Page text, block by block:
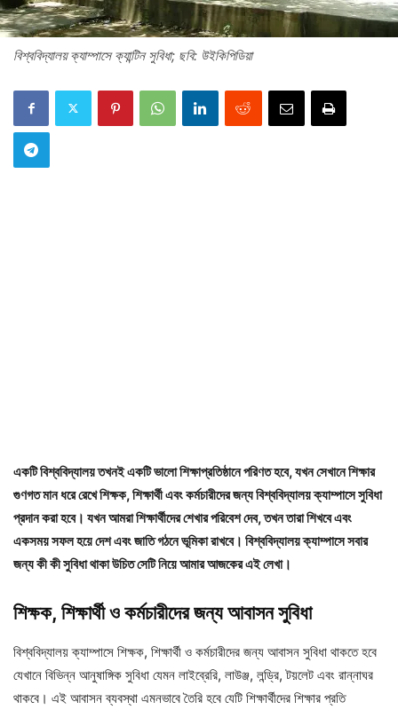
বিশ্ববিদ্যালয় ক্যাম্পাসে ক্যান্টিন সুবিধা; ছবি: উইকিপিডিয়া
একটি বিশ্ববিদ্যালয় তখনই একটি ভালো শিক্ষাপ্রতিষ্ঠানে পরিণত হবে, যখন সেখানে শিক্ষার
গুণগত মান ধরে রেখে শিক্ষক, শিক্ষার্থী এবং কর্মচারীদের জন্য বিশ্ববিদ্যালয় ক্যাম্পাসে সুবিধা
প্রদান করা হবে। যখন আমরা শিক্ষার্থীদের শেখার পরিবেশ দেব, তখন তারা শিখবে এবং
একসময় সফল হয়ে দেশ এবং জাতি গঠনে ভূমিকা রাখবে। বিশ্ববিদ্যালয় ক্যাম্পাসে সবার
জন্য কী কী সুবিধা থাকা উচিত সেটি নিয়ে আমার আজকের এই লেখা।
শিক্ষক, শিক্ষার্থী ও কর্মচারীদের জন্য আবাসন সুবিধা
বিশ্ববিদ্যালয় ক্যাম্পাসে শিক্ষক, শিক্ষার্থী ও কর্মচারীদের জন্য আবাসন সুবিধা থাকতে হবে
যেখানে বিভিন্ন আনুষাঙ্গিক সুবিধা যেমন লাইব্রেরি, লাউঞ্জ, লন্ড্রি, টয়লেট এবং রান্নাঘর
থাকবে। এই আবাসন ব্যবস্থা এমনভাবে তৈরি হবে যেটি শিক্ষার্থীদের শিক্ষার প্রতি